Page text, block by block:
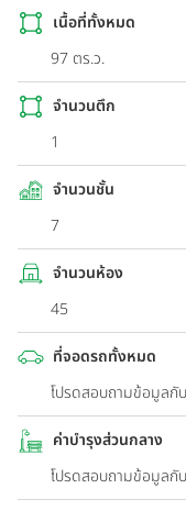
เนื้อที่ทั้งหมด
97 ตร.ว.
จำนวนตึก
1
จำนวนชั้น
7
จำนวนห้อง
45
ที่จอดรถทั้งหมด
โปรดสอบถามข้อมูลกั
ค่าบำรุงส่วนกลาง
โปรดสอบถามข้อมูลกั